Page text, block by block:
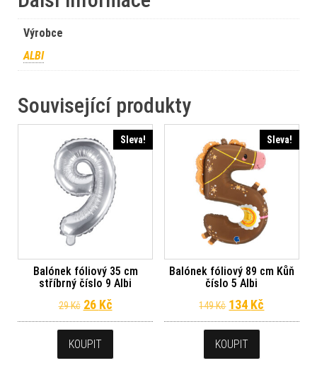
Výrobce
ALBI
Související produkty
Sleva!
Balónek fóliový 35 cm
stříbrný číslo 9 Albi
29Kč Původní cena byla: 29 Kč.
26 KčAktuální cena je: 26 Kč.
KOUPIT
Sleva!
Balónek fóliový 89 cm Kůň
číslo 5 Albi
149Kč Původní cena
134 Kč
KOUPIT